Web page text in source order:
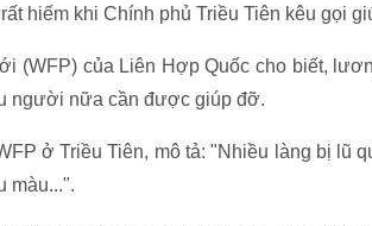
hiếm khi Chính phủ Triều Tiên kêu gọi
(WFP) của Liên Hợp Quốc cho biết,
người nữa cần được giúp đỡ.
ở Triều Tiên, mô tả: "Nhiều làng bị lũ
màu...".